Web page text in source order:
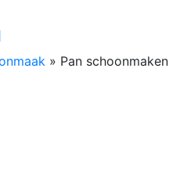
» Pan schoonmaken